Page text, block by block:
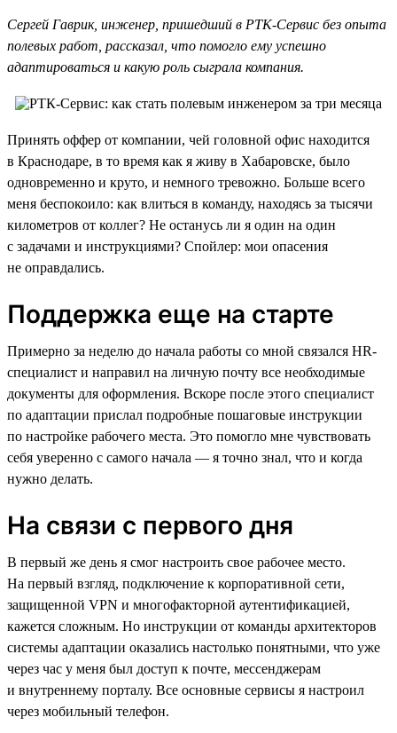
Сергей Гаврик, инженер, пришедший в РТК-Сервис без опыта
полевых работ, рассказал, что помогло ему успешно
адаптироваться и какую роль сыграла компания.
Принять оффер от компании, чей головной офис находится
в Краснодаре, в то время как я живу в Хабаровске, было
одновременно и круто, и немного тревожно. Больше всего
меня беспокоило: как влиться в команду, находясь за тысячи
километров от коллег? Не останусь ли я один на один
с задачами и инструкциями? Спойлер: мои опасения
не оправдались.
Поддержка еще на старте
Примерно за неделю до начала работы со мной связался HR-
специалист и направил на личную почту все необходимые
документы для оформления. Вскоре после этого специалист
по адаптации прислал подробные пошаговые инструкции
по настройке рабочего места. Это помогло мне чувствовать
себя уверенно с самого начала — я точно знал, что и когда
нужно делать.
На связи с первого дня
В первый же день я смог настроить свое рабочее место.
На первый взгляд, подключение к корпоративной сети,
защищенной VPN и многофакторной аутентификацией,
кажется сложным. Но инструкции от команды архитекторов
системы адаптации оказались настолько понятными, что уже
через час у меня был доступ к почте, мессенджерам
и внутреннему порталу. Все основные сервисы я настроил
через мобильный телефон.